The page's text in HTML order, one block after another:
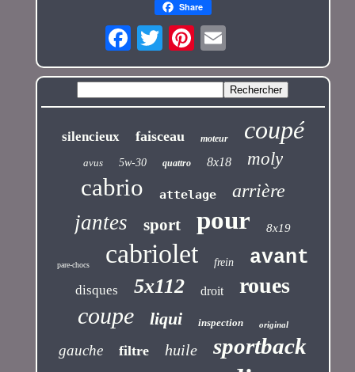
Share
silencieux faisceau moteur coupé
avus 5w-30 quattro 8x18 moly
cabrio attelage arrière
jantes sport pour 8x19
pare-chocs cabriolet frein avant
disques 5x112 droit roues
coupe liqui inspection original
gauche filtre huile sportback